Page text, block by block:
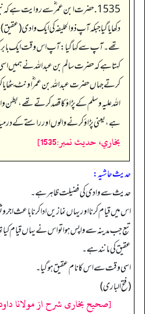
1535. حضرت ابن عمر ؓ سے روایت ہے کہ
دکھایا گیا جبکہ آپ ذوالحلیفہ کی ایک وادی
تھے۔ آپ سے کہا گیا: آپ اس وقت ایک
کہتا ہے کہ حضرت سالم بن عبد اللہ نے ہمیں اسی
کرتے جہاں حضرت عبد اللہ بن عمر ؓ اونٹ
اللہ علیہ وسلم کے پڑاؤ کا قصد کرتے تھے، بطن
ہے، یعنی پڑاؤ کرنے والوں اور راستے کے
بخاري، حديث نمبر:1535]
حدیث حاشیہ:
حدیث سے وادی کی فضیلت ظاہر ہے۔
اس میں قیام کرنااور یہاں نمازیں ادا کرنا باعث
تبع جب مدینہ سے واپس ہوا تو اس نے یہاں قیام کیا
عقیق کی مانند ہے۔
اسی وقت سے اس کا نام عقیق ہوگیا۔
(فتح الباری)
[صحیح بخاری شرح از مولانا داود